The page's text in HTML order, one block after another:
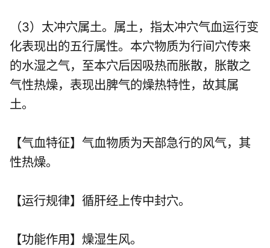
（3）太冲穴属土。属土，指太冲穴气血运行变
化表现出的五行属性。本穴物质为行间穴传来
的水湿之气，至本穴后因吸热而胀散，胀散之
气性热燥，表现出脾气的燥热特性，故其属
土。
【气血特征】气血物质为天部急行的风气，其
性热燥。
【运行规律】循肝经上传中封穴。
【功能作用】燥湿生风。